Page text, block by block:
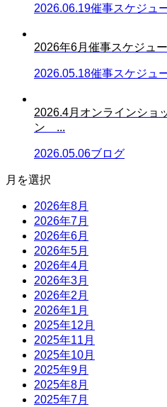
2026.06.19催事スケジュ
2026年6月催事スケジュ
2026.05.18催事スケジュ
2026.4月オンラインショ
ン ...
2026.05.06ブログ
月を選択
2026年8月
2026年7月
2026年6月
2026年5月
2026年4月
2026年3月
2026年2月
2026年1月
2025年12月
2025年11月
2025年10月
2025年9月
2025年8月
2025年7月